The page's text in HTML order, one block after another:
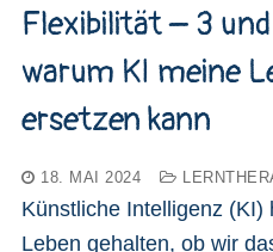
Flexibilität – 3
warum KI meine
ersetzen kann
18. MAI 2024
Künstliche Intelligenz (KI)
Leben gehalten, ob wir